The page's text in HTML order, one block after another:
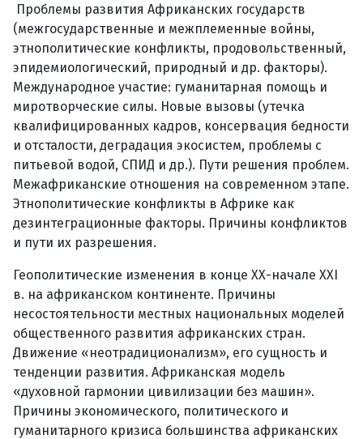
Проблемы развития Африканских государств
(межгосударственные и межплеменные войны,
этнополитические конфликты, продовольственный,
эпидемиологический, природный и др. факторы).
Международное участие: гуманитарная помощь и
миротворческие силы. Новые вызовы (утечка
квалифицированных кадров, консервация бедности
и отсталости, деградация экосистем, проблемы с
питьевой водой, СПИД и др.). Пути решения проблем.
Межафриканские отношения на современном этапе.
Этнополитические конфликты в Африке как
дезинтеграционные факторы. Причины конфликтов
и пути их разрешения.
Геополитические изменения в конце ХХ-начале XXI
в. на африканском континенте. Причины
несостоятельности местных национальных моделей
общественного развития африканских стран.
Движение «неотрадиционализм», его сущность и
тенденции развития. Африканская модель
«духовной гармонии цивилизации без машин».
Причины экономического, политического и
гуманитарного кризиса большинства африканских